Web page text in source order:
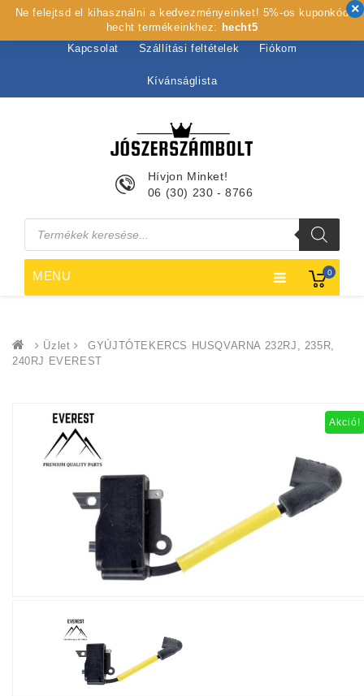
Kezdőlap Rólunk Webshop Szolgáltatások
Kapcsolat Szállítási feltételek Fiókom
Kívánságlista
0
Hívjon Minket!
06 (30) 230 - 8766
Products
search
MENU
Üzlet
GYÚJTÓTEKERCS HUSQVARNA 232RJ, 235R,
240RJ EVEREST
Akció!
Ne felejtsd el kihasználni a kedvezményeinket! 5%-os kuponkód
hecht termékeinkhez: hecht5